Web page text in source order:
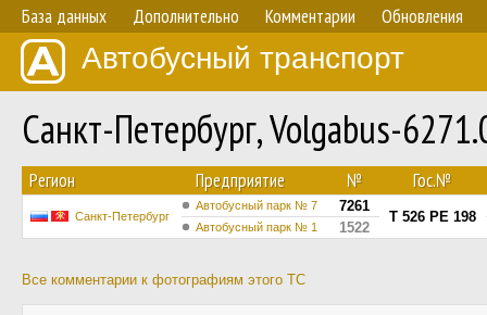
База данных Дополнительно Комментарии Обновления
Автобусный транспорт
Санкт-Петербург, Volgabus-
Регион Предприятие № Гос.№
Санкт-Петербург
Автобусный парк № 7 7261
Т 526 РЕ 198
Автобусный парк № 1 1522
Все комментарии к фотографиям этого ТС